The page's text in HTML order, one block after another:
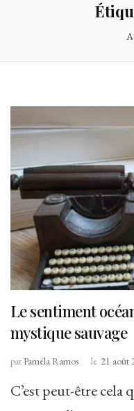
Le sentiment
mystique sauvage
parPaméla Ramos le 21 août
C’est peut-être